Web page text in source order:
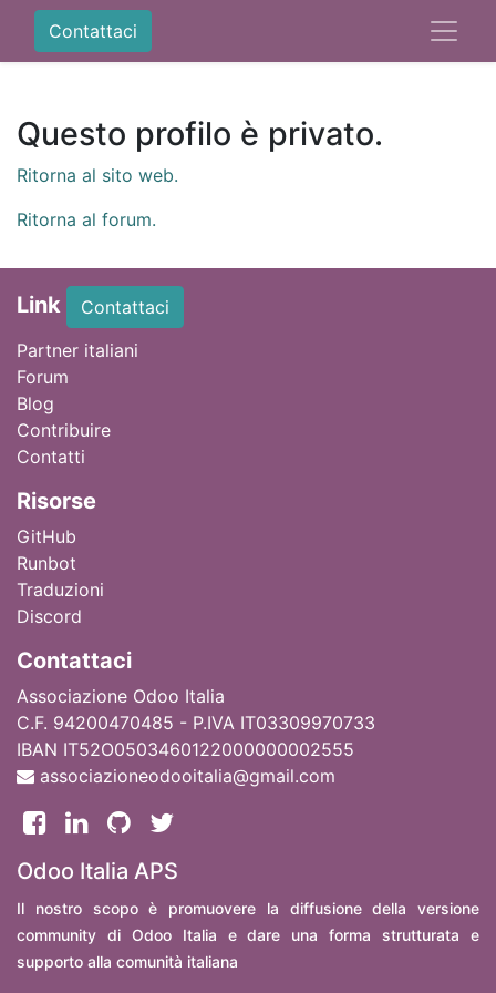
Contattaci
Questo profilo è privato.
Ritorna al sito web.
Ritorna al forum.
Link
Contattaci
Partner italiani
Forum
Blog
Contribuire
Contatti
Risorse
GitHub
Runbot
Traduzioni
Discord
Contattaci
Associazione Odoo Italia
C.F. 94200470485 - P.IVA IT03309970733
IBAN IT52O0503460122000000002555
associazioneodooitalia@gmail.com
Odoo Italia APS
Il nostro scopo è promuovere la diffusione della versione
community di Odoo Italia e dare una forma strutturata e
supporto alla comunità italiana